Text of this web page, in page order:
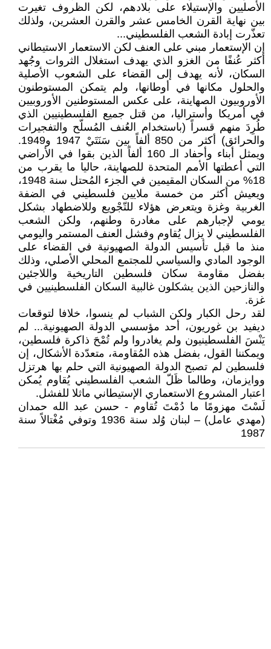
الأصليين والإستيلاء على بلادهم، لكن الظروف تغيرت
بين نهاية القرن الخامس عشر والقرن العشرين، ولذلك
تعذّرت إبادة الشعب الفلسطيني...
إن الإستعمار مبني على العنف لكن الاستعمار الاستيطاني
أكثر عُنفًا من الغزو الذي يهدف استغلال الثروات وجُهد
السكان، لأنه يهدف إلى القضاء على الشعوب الأصلية
والحلول مكانها في أوطانها، ولم يتمكن المستوطنون
الأوروبيون الصهاينة، على عكس المستوطنين الأوروبيين
في أمريكا وأستراليا، من قتل جميع الفلسطينيين الذي
طُرِدَ منهم قسراً (باستخدام العُنف المُسلّح والتفجيرات
والحرائق) أكثر من 850 ألفاً بين سَنَتَيْ 1947 و1949.
ويمثل أبناء وأحفاد الـ 160 ألفاً الذين بقوا في الأراضي
التي أعطتها الأمم المتحدة للصهاينة، حاليا ما يقرب من
18% من السكان المقيمين في الجزء المُحتل سنة 1948،
ويعيش أكثر من خمسة ملايين فلسطيني في الضفة
الغربية وغزة ويتعرض هؤلاء للتّجْويع وللاضطهاد بشكل
يومي لإجبارهم على مغادرة وطنهم، ولكن الشعب
الفلسطيني لا يزال يُقاوم وفشل العنف المستمر واليومي
منذ ما قبل تأسيس الدولة الصهيونية في القضاء على
الوجود المادي والسياسي للمجتمع المحلي الأصلي، وذلك
بفضل مقاومة سكان فلسطين التاريخية واللاجئين
والنازحين الذين يشكلون غالبية السكان الفلسطينيين في
غزة.
لقد رحل الكبار ولكن الشباب لم ينسوا، خلافا لتوقعات
ديفيد بن غوريون، أحد مؤسسي الدولة الصهيونية... لم
يَنْسَ الفلسطينيون ولم يغادروا ولم تُمْحَ ذاكرة فلسطين،
ويمكننا القول، بفضل هذه المُقاومة، متعدّدة الأشكال، إن
فلسطين لم تصبح الدولة الصهيونية التي حلم بها هرتزل
ووايزمان، وطالما ظَلّ الشعب الفلسطيني يُقاوم يُمكن
اعتبار المشروع الاستعماري الإستيطاني ماثلا للفشل.
لَسْتَ مهزومًا ما دُمْتَ تُقاوم - حسن عبد الله حمدان
(مهدي عامل) – لبنان وُلد سنة 1936 وتوفي مُغْتالاً سنة
1987